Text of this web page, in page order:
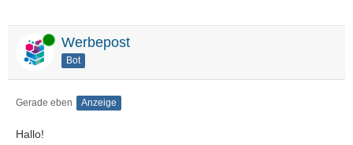
Online Werbepost
Bot
Gerade eben Anzeige
Hallo!